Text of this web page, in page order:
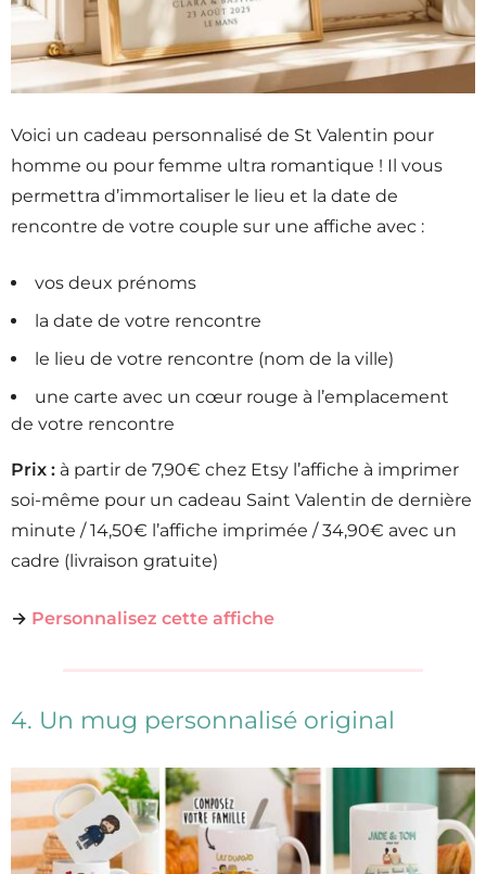
Voici un cadeau personnalisé de St Valentin pour
homme ou pour femme ultra romantique ! Il vous
permettra d’immortaliser le lieu et la date de
rencontre de votre couple sur une affiche avec :
vos deux prénoms
la date de votre rencontre
le lieu de votre rencontre (nom de la ville)
une carte avec un cœur rouge à l’emplacement
de votre rencontre
Prix : à partir de 7,90€ chez Etsy l’affiche à imprimer
soi-même pour un cadeau Saint Valentin de dernière
minute / 14,50€ l’affiche imprimée / 34,90€ avec un
cadre (livraison gratuite)
→ Personnalisez cette affiche
4. Un mug personnalisé original